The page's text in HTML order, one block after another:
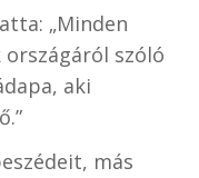
„Minden
szóló
aki
más